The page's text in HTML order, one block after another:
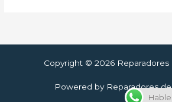
Copyright © 2026 Reparadores
Powered by Reparadores